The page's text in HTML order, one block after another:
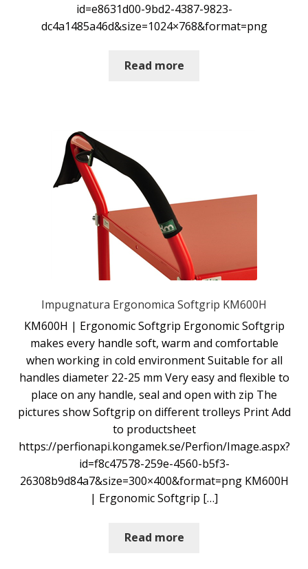
id=e8631d00-9bd2-4387-9823-
dc4a1485a46d&size=1024×768&format=png
Read more
Impugnatura Ergonomica Softgrip KM600H
KM600H | Ergonomic Softgrip Ergonomic Softgrip
makes every handle soft, warm and comfortable
when working in cold environment Suitable for all
handles diameter 22-25 mm Very easy and flexible to
place on any handle, seal and open with zip The
pictures show Softgrip on different trolleys Print Add
to productsheet
https://perfionapi.kongamek.se/Perfion/Image.aspx?
id=f8c47578-259e-4560-b5f3-
26308b9d84a7&size=300×400&format=png KM600H
| Ergonomic Softgrip […]
Read more